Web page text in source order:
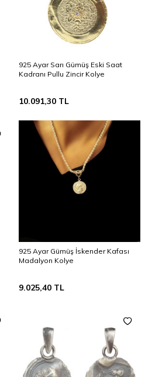
925 Ayar Sarı Gümüş Eski Saat
Kadranı Pullu Zincir Kolye
10.091,30 TL
925 Ayar Gümüş İskender Kafası
Madalyon Kolye
9.025,40 TL